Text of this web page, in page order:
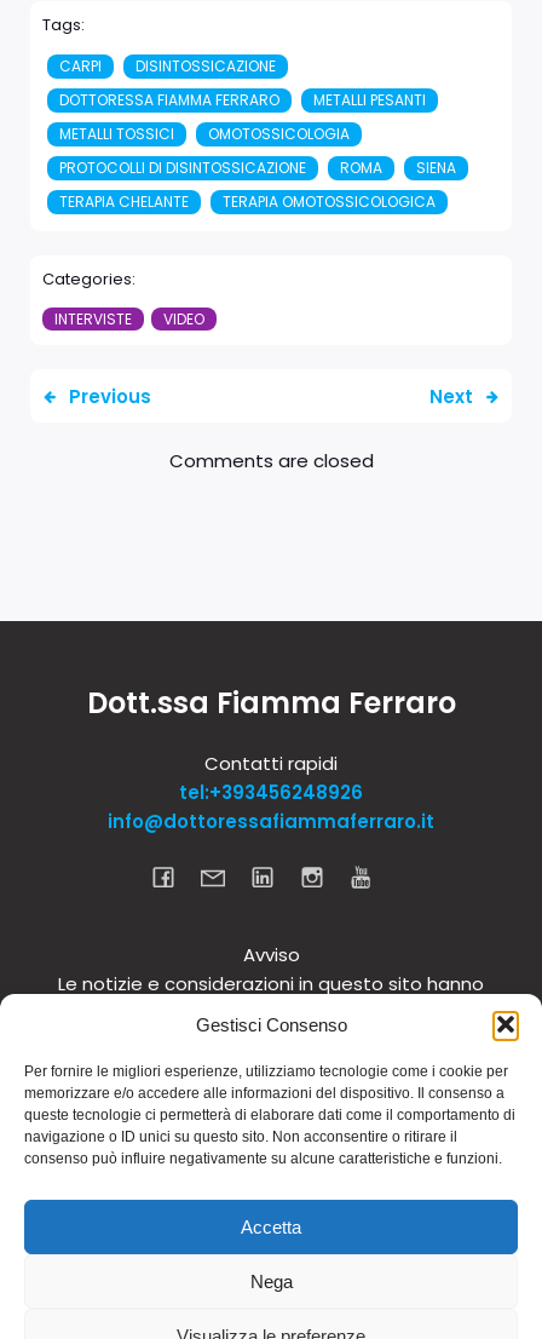
Gestisci Consenso
Per fornire le migliori esperienze, utilizziamo tecnologie come i cookie per
memorizzare e/o accedere alle informazioni del dispositivo. Il consenso a
queste tecnologie ci permetterà di elaborare dati come il comportamento di
navigazione o ID unici su questo sito. Non acconsentire o ritirare il
consenso può influire negativamente su alcune caratteristiche e funzioni.
Accetta
Nega
Tags:
CARPI
DISINTOSSICAZIONE
DOTTORESSA FIAMMA FERRARO
METALLI PESANTI
METALLI TOSSICI
OMOTOSSICOLOGIA
PROTOCOLLI DI DISINTOSSICAZIONE
ROMA
SIENA
TERAPIA CHELANTE
TERAPIA OMOTOSSICOLOGICA
Categories:
INTERVISTE VIDEO
Previous Next
Comments are closed
Dott.ssa Fiamma Ferraro
Contatti rapidi
tel:+393456248926
info@dottoressafiammaferraro.it
Avviso
Le notizie e considerazioni in questo sito hanno
carattere informativo generale e non intendono in
alcun modo dare consigli medici. Si raccomanda di
non intraprendere o interrompere alcuna terapia o
assunzione o cambiamento di integratori o
tantomeno medicinali (nemmeno “naturali”) senza
una preventiva consultazione del proprio medico.
sito. Non si risponde inoltre in alcun modo in relazione
quali si rinvia.